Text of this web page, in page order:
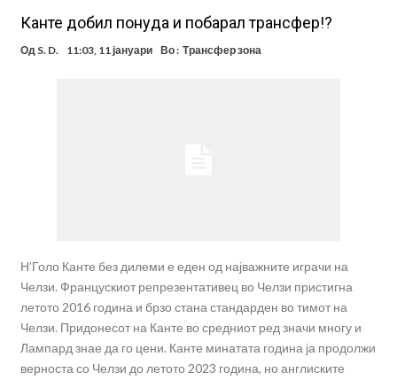
Канте добил понуда и побарал трансфер!?
Од S. D. 11:03, 11 јануари Во : Трансфер зона
Н’Голо Канте без дилеми е еден од најважните играчи на
Челзи. Францускиот репрезентативец во Челзи пристигна
летото 2016 година и брзо стана стандарден во тимот на
Челзи. Придонесот на Канте во средниот ред значи многу и
Лампард знае да го цени. Канте минатата година ја продолжи
верноста со Челзи до летото 2023 година, но англиските